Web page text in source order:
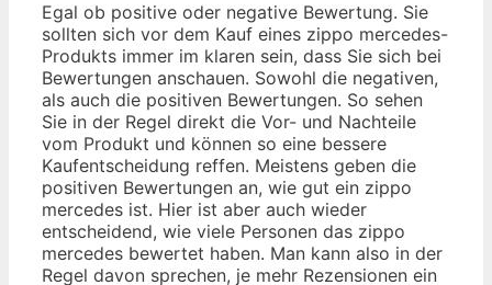
Egal ob positive oder negative Bewertung. Sie
sollten sich vor dem Kauf eines zippo mercedes-
Produkts immer im klaren sein, dass Sie sich bei
Bewertungen anschauen. Sowohl die negativen,
als auch die positiven Bewertungen. So sehen
Sie in der Regel direkt die Vor- und Nachteile
vom Produkt und können so eine bessere
Kaufentscheidung reffen. Meistens geben die
positiven Bewertungen an, wie gut ein zippo
mercedes ist. Hier ist aber auch wieder
entscheidend, wie viele Personen das zippo
mercedes bewertet haben. Man kann also in der
Regel davon sprechen, je mehr Rezensionen ein